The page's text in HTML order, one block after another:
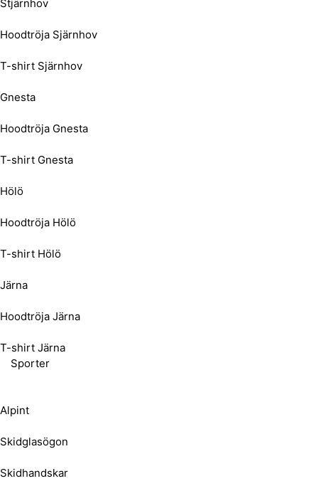
Stjärnhov
Hoodtröja Sjärnhov
T-shirt Sjärnhov
Gnesta
Hoodtröja Gnesta
T-shirt Gnesta
Hölö
Hoodtröja Hölö
T-shirt Hölö
Järna
Hoodtröja Järna
T-shirt Järna
Sporter
Alpint
Skidglasögon
Skidhandskar